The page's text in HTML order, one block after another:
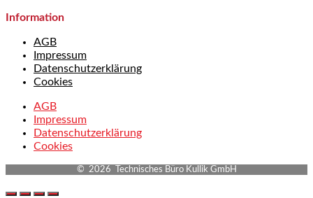
Information
AGB
Impressum
Datenschutzerklärung
Cookies
AGB
Impressum
Datenschutzerklärung
Cookies
© 2026 Technisches Büro Kullik GmbH